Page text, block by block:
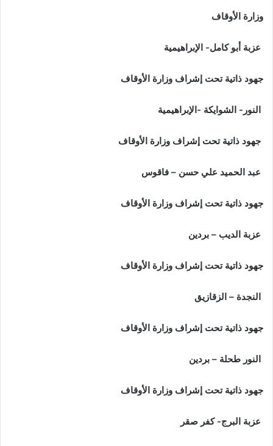
وزارة الأوقاف
عزبة أبو كامل- الإبراهيمية
جهود ذاتية تحت إشراف وزارة الأوقاف
النور- الشوايكة -الإبراهيمية
جهود ذاتية تحت إشراف وزارة الأوقاف
عبد الحميد علي حسن – فاقوس
جهود ذاتية تحت إشراف وزارة الأوقاف
عزبة الديب – بردين
جهود ذاتية تحت إشراف وزارة الأوقاف
النجدة – الزقازيق
جهود ذاتية تحت إشراف وزارة الأوقاف
النور طحلة – بردين
جهود ذاتية تحت إشراف وزارة الأوقاف
عزبة البرج- كفر صقر